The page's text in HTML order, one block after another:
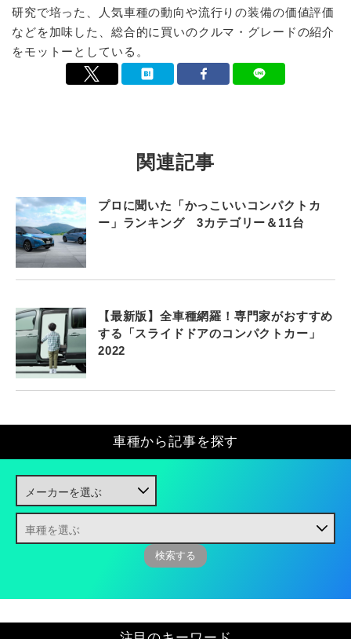
研究で培った、人気車種の動向や流行りの装備の価値評価
などを加味した、総合的に買いのクルマ・グレードの紹介
をモットーとしている。
関連記事
プロに聞いた「かっこいいコンパクトカ
ー」ランキング 3カテゴリー＆11台
【最新版】全車種網羅！専門家がおすすめ
する「スライドドアのコンパクトカー」
2022
車種から記事を探す